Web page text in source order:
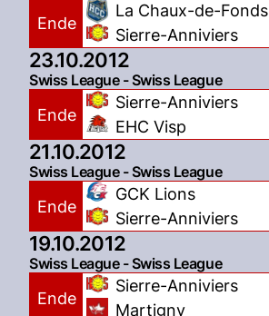
Ende
La Chaux-de-Fonds
Sierre-Anniviers
23.10.2012
Swiss League - Swiss League
Ende
Sierre-Anniviers
EHC Visp
21.10.2012
Swiss League - Swiss League
Ende
GCK Lions
Sierre-Anniviers
19.10.2012
Swiss League - Swiss League
Ende
Sierre-Anniviers
Martigny